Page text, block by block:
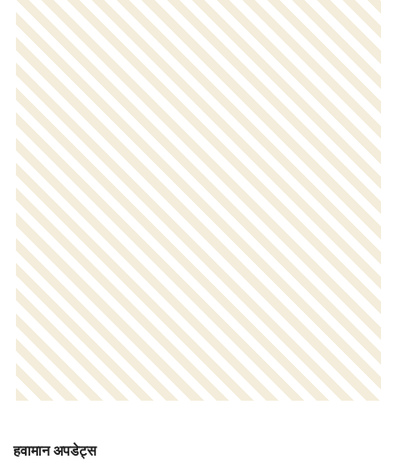
हवामान अपडेट्स